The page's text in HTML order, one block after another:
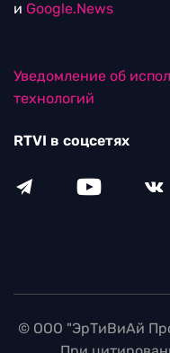
и Google.News
Уведомление об
технологий
RTVI в соцсетях
© ООО "ЭрТиВиАй